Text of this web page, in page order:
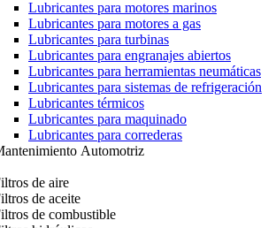
Lubricantes para motores marinos
Lubricantes para motores a gas
Lubricantes para turbinas
Lubricantes para engranajes abiertos
Lubricantes para herramientas neumáticas
Lubricantes para sistemas de refrigeración
Lubricantes térmicos
Lubricantes para maquinado
Lubricantes para correderas
Automotriz
de aire
de aceite
de combustible